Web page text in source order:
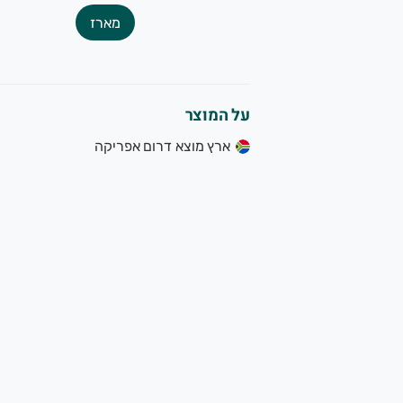
מארז
על המוצר
ארץ מוצא דרום אפריקה